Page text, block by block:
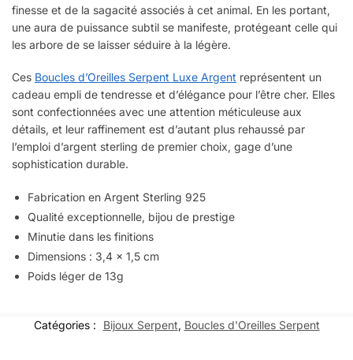
finesse et de la sagacité associés à cet animal. En les portant,
une aura de puissance subtil se manifeste, protégeant celle qui
les arbore de se laisser séduire à la légère.
Ces Boucles d’Oreilles Serpent Luxe Argent représentent un
cadeau empli de tendresse et d’élégance pour l’être cher. Elles
sont confectionnées avec une attention méticuleuse aux
détails, et leur raffinement est d’autant plus rehaussé par
l’emploi d’argent sterling de premier choix, gage d’une
sophistication durable.
Fabrication en Argent Sterling 925
Qualité exceptionnelle, bijou de prestige
Minutie dans les finitions
Dimensions : 3,4 x 1,5 cm
Poids léger de 13g
Catégories : Bijoux Serpent, Boucles d'Oreilles Serpent